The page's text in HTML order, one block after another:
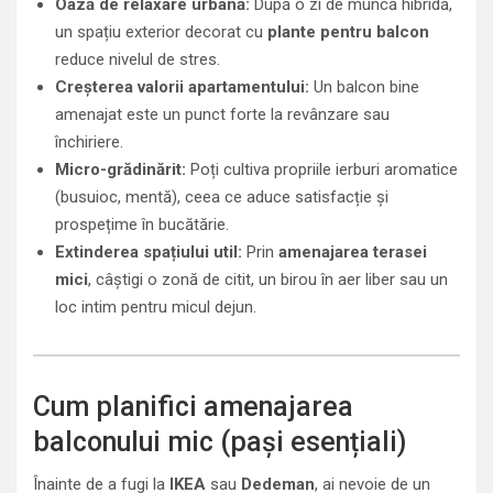
Oază de relaxare urbană: După o zi de muncă hibridă,
un spațiu exterior decorat cu plante pentru balcon
reduce nivelul de stres.
Creșterea valorii apartamentului: Un balcon bine
amenajat este un punct forte la revânzare sau
închiriere.
Micro-grădinărit: Poți cultiva propriile ierburi aromatice
(busuioc, mentă), ceea ce aduce satisfacție și
prospețime în bucătărie.
Extinderea spațiului util: Prin amenajarea terasei
mici, câștigi o zonă de citit, un birou în aer liber sau un
loc intim pentru micul dejun.
Cum planifici amenajarea
balconului mic (pași esențiali)
Înainte de a fugi la IKEA sau Dedeman, ai nevoie de un